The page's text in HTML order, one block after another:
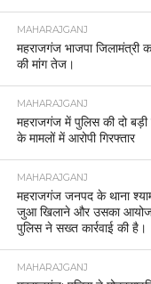
MAHARAJGANJ
महराजगंज भाजपा जिलामंत्री
की मांग तेज।
MAHARAJGANJ
महराजगंज में पुलिस की दो बड़ी
के मामलों में आरोपी गिरफ्तार
MAHARAJGANJ
महराजगंज जनपद के थाना
जुआ खिलाने और उसका
पुलिस ने सख्त कार्रवाई की है।
MAHARAJGANJ